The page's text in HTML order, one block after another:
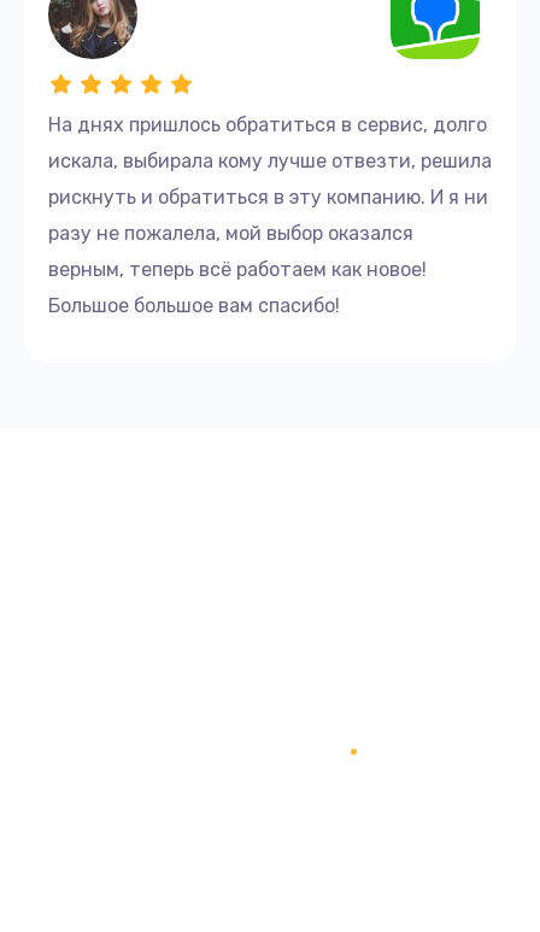
На днях пришлось обратиться в сервис, долго
искала, выбирала кому лучше отвезти, решила
рискнуть и обратиться в эту компанию. И я ни
разу не пожалела, мой выбор оказался
верным, теперь всё работаем как новое!
Большое большое вам спасибо!